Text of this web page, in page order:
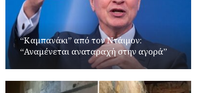
“Καμπανάκι” από τον Ντάιμον:
“Αναμένεται αναταραχή στην αγορά”